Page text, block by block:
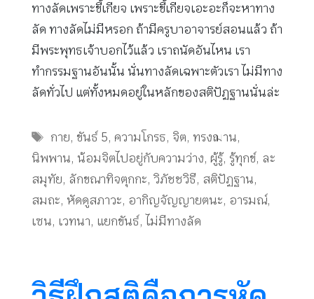
ทางลัดเพราะขี้เกียจ เพราะขี้เกียจเอะอะก็จะหาทาง
ลัด ทางลัดไม่มีหรอก ถ้ามีครูบาอาจารย์สอนแล้ว ถ้า
มีพระพุทธเจ้าบอกไว้แล้ว เราถนัดอันไหน เรา
ทำกรรมฐานอันนั้น นั่นทางลัดเฉพาะตัวเรา ไม่มีทาง
ลัดทั่วไป แต่ทั้งหมดอยู่ในหลักของสติปัฏฐานนั่นล่ะ
Tags
กาย, ขันธ์ 5,ความโกรธ, จิต, ทรงฌาน,
นิพพาน, น้อมจิตไปอยู่กับความว่าง, ผู้รู้, รู้ทุกข์, ละ
สมุทัย, ลักขณาทิจตุกกะ, วิภัชชวิธี, สติปัฏฐาน,
สมถะ, หัดดูสภาวะ, อากิญจัญญายตนะ, อารมณ์,
เซน, เวทนา, แยกขันธ์, ไม่มีทางลัด